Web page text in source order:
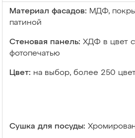
Материал фасадов: МДФ,
патиной
Стеновая панель: ХДФ в цвет
фотопечатью
Цвет: на выбор, более 250
Сушка для посуды: